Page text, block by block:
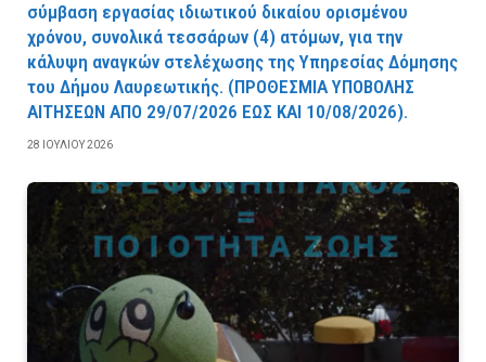
σύμβαση εργασίας ιδιωτικού δικαίου ορισμένου
χρόνου, συνολικά τεσσάρων (4) ατόμων, για την
κάλυψη αναγκών στελέχωσης της Υπηρεσίας Δόμησης
του Δήμου Λαυρεωτικής. (ΠPOΘEΣMIA YΠOBOΛHΣ
AITHΣEΩN AΠO 29/07/2026 EΩΣ KAI 10/08/2026).
28 ΙΟΥΛΊΟΥ 2026